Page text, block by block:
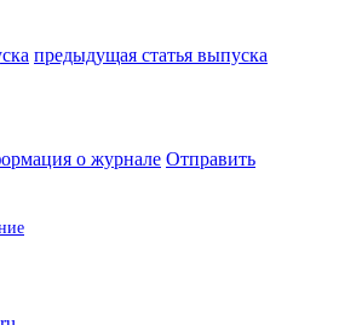
предыдущая статья выпуска
о журнале Отправить